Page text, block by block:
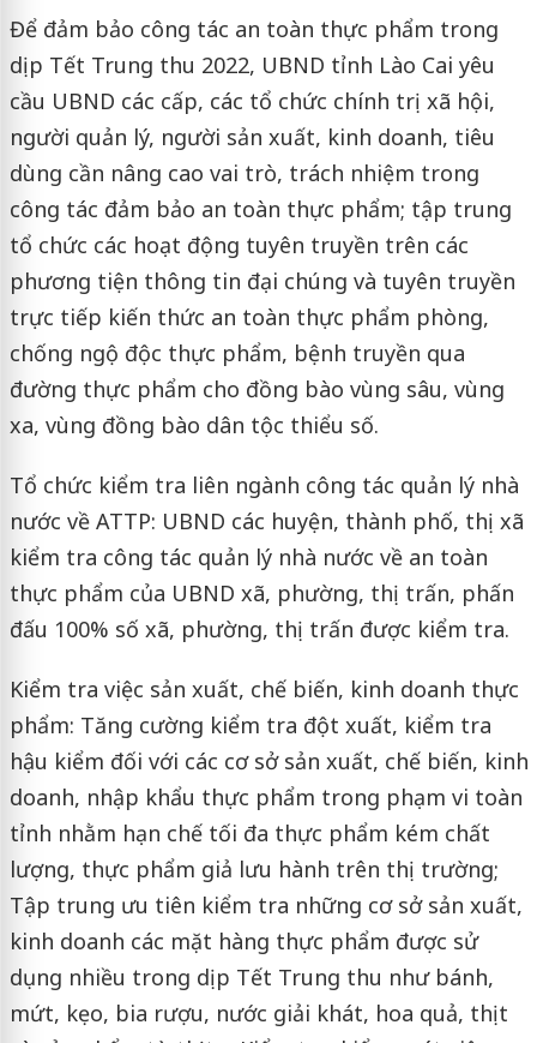
Để đảm bảo công tác an toàn thực phẩm trong
dịp Tết Trung thu 2022, UBND tỉnh Lào Cai yêu
cầu UBND các cấp, các tổ chức chính trị xã hội,
người quản lý, người sản xuất, kinh doanh, tiêu
dùng cần nâng cao vai trò, trách nhiệm trong
công tác đảm bảo an toàn thực phẩm; tập trung
tổ chức các hoạt động tuyên truyền trên các
phương tiện thông tin đại chúng và tuyên truyền
trực tiếp kiến thức an toàn thực phẩm phòng,
chống ngộ độc thực phẩm, bệnh truyền qua
đường thực phẩm cho đồng bào vùng sâu, vùng
xa, vùng đồng bào dân tộc thiểu số.
Tổ chức kiểm tra liên ngành công tác quản lý nhà
nước về ATTP: UBND các huyện, thành phố, thị xã
kiểm tra công tác quản lý nhà nước về an toàn
thực phẩm của UBND xã, phường, thị trấn, phấn
đấu 100% số xã, phường, thị trấn được kiểm tra.
Kiểm tra việc sản xuất, chế biến, kinh doanh thực
phẩm: Tăng cường kiểm tra đột xuất, kiểm tra
hậu kiểm đối với các cơ sở sản xuất, chế biến, kinh
doanh, nhập khẩu thực phẩm trong phạm vi toàn
tỉnh nhằm hạn chế tối đa thực phẩm kém chất
lượng, thực phẩm giả lưu hành trên thị trường;
Tập trung ưu tiên kiểm tra những cơ sở sản xuất,
kinh doanh các mặt hàng thực phẩm được sử
dụng nhiều trong dịp Tết Trung thu như bánh,
mứt, kẹo, bia rượu, nước giải khát, hoa quả, thịt